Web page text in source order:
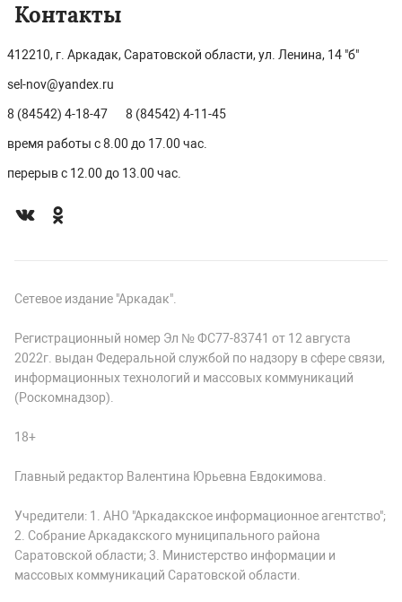
Контакты
412210, г. Аркадак, Саратовской области, ул. Ленина, 14 "б"
sel-nov@yandex.ru
8 (84542) 4-18-47 8 (84542) 4-11-45
время работы с 8.00 до 17.00 час.
перерыв с 12.00 до 13.00 час.
Сетевое издание "Аркадак".
Регистрационный номер Эл № ФС77-83741 от 12 августа
2022г. выдан Федеральной службой по надзору в сфере связи,
информационных технологий и массовых коммуникаций
(Роскомнадзор).
18+
Главный редактор Валентина Юрьевна Евдокимова.
Учредители: 1. АНО "Аркадакское информационное агентство";
2. Собрание Аркадакского муниципального района
Саратовской области; 3. Министерство информации и
массовых коммуникаций Саратовской области.